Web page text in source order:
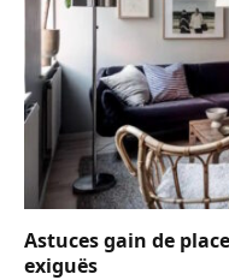
Astuces gain de
exiguës